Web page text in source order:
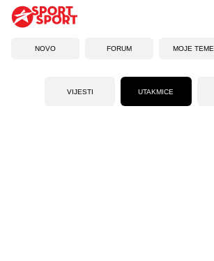
NOVO FORUM MOJE TEME
VIJESTI UTAKMICE